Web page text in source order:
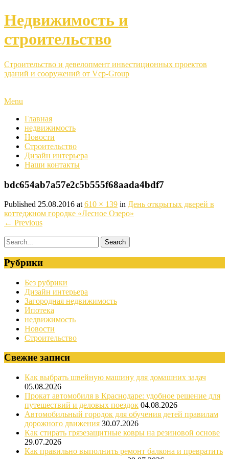
Недвижимость и
строительство
Строительство и девелопмент инвестиционных проектов
зданий и сооружений от Vcp-Group
Menu
Главная
недвижимость
Новости
Строительство
Дизайн интерьера
Наши контакты
bdc654ab7a57e2c5b555f68aada4bdf7
Published 25.08.2016 at 610 × 139 in День открытых дверей в
коттеджном городке «Лесное Озеро»
← Previous
Рубрики
Без рубрики
Дизайн интерьера
Загородная недвижимость
Ипотека
недвижимость
Новости
Строительство
Свежие записи
Как выбрать швейную машину для домашних задач
05.08.2026
Прокат автомобиля в Краснодаре: удобное решение для
путешествий и деловых поездок 04.08.2026
Автомобильный городок для обучения детей правилам
дорожного движения 30.07.2026
Как стирать грязезащитные ковры на резиновой основе
29.07.2026
Как правильно выполнить ремонт балкона и превратить